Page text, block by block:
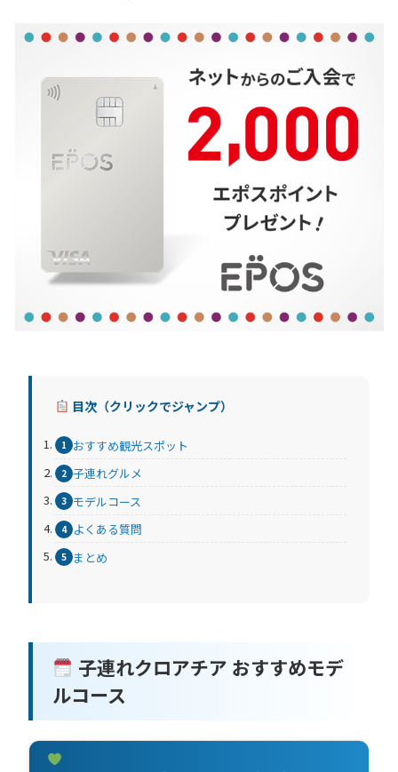
目次（クリックでジャンプ）
おすすめ観光スポット
子連れグルメ
モデルコース
よくある質問
まとめ
子連れクロアチア おすすめモデ
ルコース